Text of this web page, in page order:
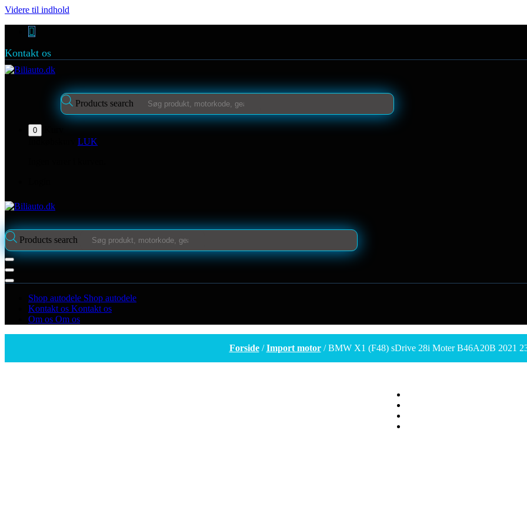
Videre til indhold
Kontakt os
Products search
0
LUK
Products search
Shop autodele Shop autodele
Kontakt os Kontakt os
Om os Om os
Forside/Import motor/ BMW X1 (F48) sDrive 28i Moter B46A20B 2021